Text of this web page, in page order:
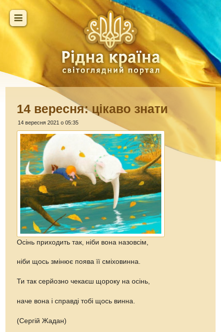
14 вересня: цікаво знати
14 вересня 2021 о 05:35
Осінь приходить так, ніби вона назовсім,
ніби щось змінює поява її сміховинна.
Ти так серйозно чекаєш щороку на осінь,
наче вона і справді тобі щось винна.
(Сергій Жадан)